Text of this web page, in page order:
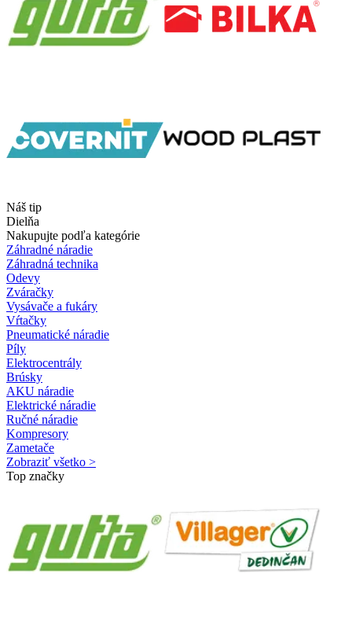
Náš tip
Dielňa
Nakupujte podľa kategórie
Záhradné náradie
Záhradná technika
Odevy
Zváračky
Vysávače a fukáry
Vŕtačky
Pneumatické náradie
Píly
Elektrocentrály
Brúsky
AKU náradie
Elektrické náradie
Ručné náradie
Kompresory
Zametače
Zobraziť všetko >
Top značky